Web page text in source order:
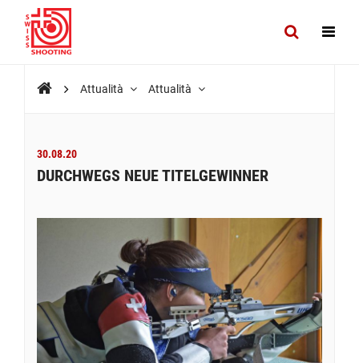
Attualità Attualità
30.08.20
DURCHWEGS NEUE TITELGEWINNER